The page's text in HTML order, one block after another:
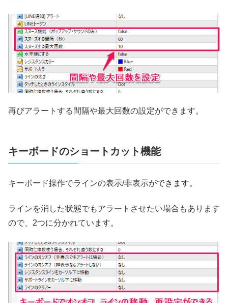
再びアラートする間隔や最大回数の設定ができます。
キーボードのショートカット機能
キーボード操作でラインの表示/非表示ができます。
ラインを消した状態でもアラートさせたい場合もあります
ので、2つに分かれています。